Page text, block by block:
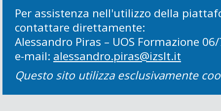
Per assistenza nell'utilizzo della
contattare direttamente:
Alessandro Piras – UOS Formazione
e-mail: alessandro.piras@izslt.it
Questo sito utilizza esclusivamente